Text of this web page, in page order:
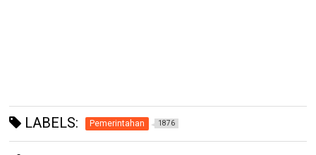
LABELS: Pemerintahan 1876